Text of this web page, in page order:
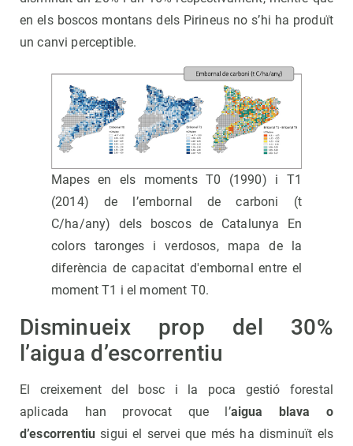
en els boscos montans dels Pirineus no s’hi ha produït
un canvi perceptible.
Mapes en els moments T0 (1990) i T1
(2014) de l’embornal de carboni (t
C/ha/any) dels boscos de Catalunya En
colors taronges i verdosos, mapa de la
diferència de capacitat d'embornal entre el
moment T1 i el moment T0.
Disminueix prop del 30%
l’aigua d’escorrentiu
El creixement del bosc i la poca gestió forestal
aplicada han provocat que l’aigua blava o
d’escorrentiu sigui el servei que més ha disminuït els